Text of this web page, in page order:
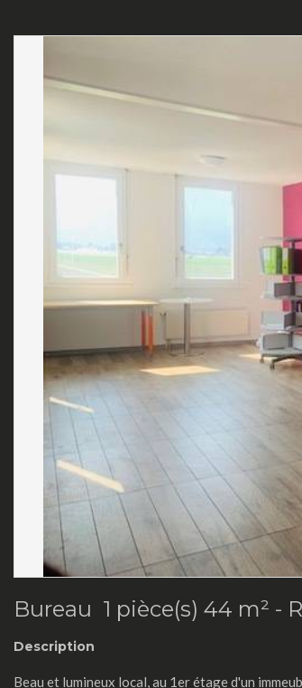
Bureau 1 pièce(s) 44 m² -
Description
Beau et lumineux local, au 1er étage d'un